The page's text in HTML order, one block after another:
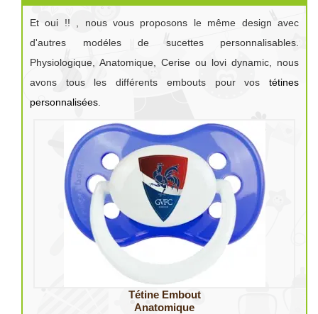
Et oui !! , nous vous proposons le même design avec
d'autres modéles de sucettes personnalisables.
Physiologique, Anatomique, Cerise ou lovi dynamic, nous
avons tous les différents embouts pour vos tétines
personnalisées
Tétine Embout
Anatomique